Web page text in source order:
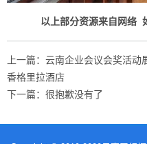
以上部分资源来自网络
上一篇：云南企业会议会奖活
香格里拉酒店
下一篇：很抱歉没有了